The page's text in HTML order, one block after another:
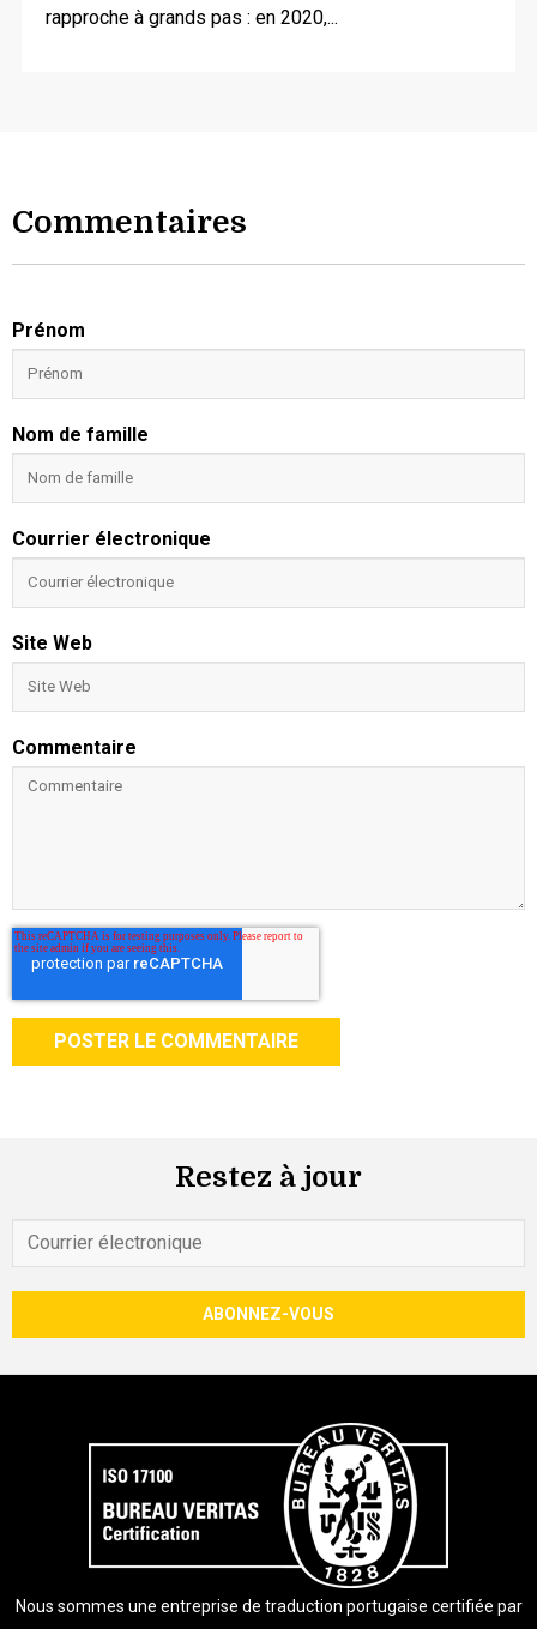
rapproche à grands pas : en 2020,...
Commentaires
Prénom
Nom de famille
Courrier électronique
Site Web
Commentaire
Restez à jour
Nous sommes une entreprise de traduction portugaise certifiée par